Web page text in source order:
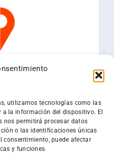
utilizamos tecnologías como las
la información del dispositivo. El
nos permitirá procesar datos
o las identificaciones únicas
consentimiento, puede afectar
y funciones.